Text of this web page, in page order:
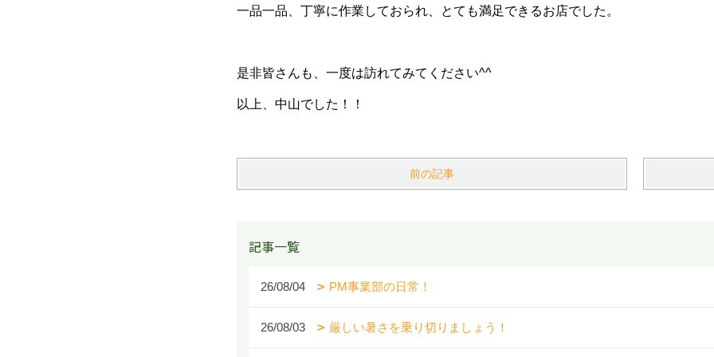
一品一品、丁寧に作業しておられ、とても満足できるお店でした。
是非皆さんも、一度は訪れてみてください^^
以上、中山でした！！
前の記事
記事一覧
26/08/04 PM事業部の日常！
26/08/03 厳しい暑さを乗り切りましょう！